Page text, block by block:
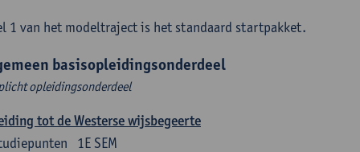
1 van het modeltraject is het standaard startpakket.
basisopleidingsonderdeel
opleidingsonderdeel
tot de Westerse wijsbegeerte
1E SEM